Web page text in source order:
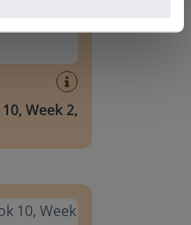
Week 2,